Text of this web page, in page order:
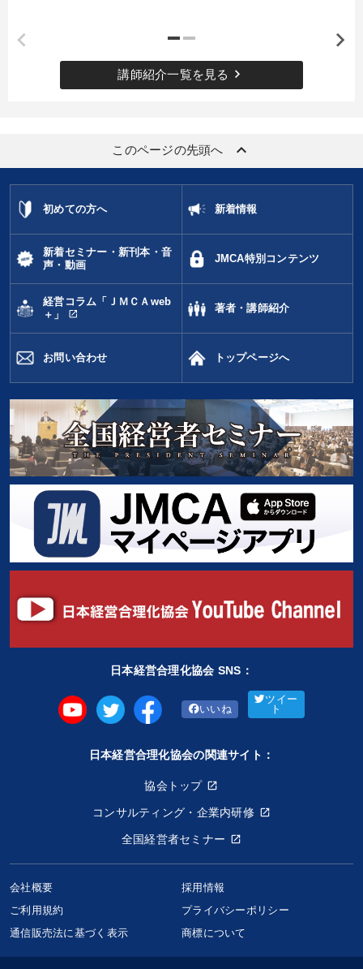
経済予測 SNS活用 教育 金融
デジタルマーケティング 上場企業 会長
※「更新」を押すと「タグ・キーワード」を更新いただけます。
講師紹介一覧を見る keyboard_arrow_right
このページの先頭へ keyboard_arrow_up
初めての方へ 新着情報
新着セミナー・新刊本・音
声・動画
JMCA特別コンテンツ
経営コラム「ＪＭＣＡweb
＋」
open_in_new
著者・講師紹介
お問い合わせ トップページへ
日本経営合理化協会 SNS：
いいね
ツイー
ト
日本経営合理化協会の関連サイト：
協会トップ
コンサルティング・企業内研修
全国経営者セミナー
会社概要
採用情報
ご利用規約
プライバシーポリシー
通信販売法に基づく表示
商標について